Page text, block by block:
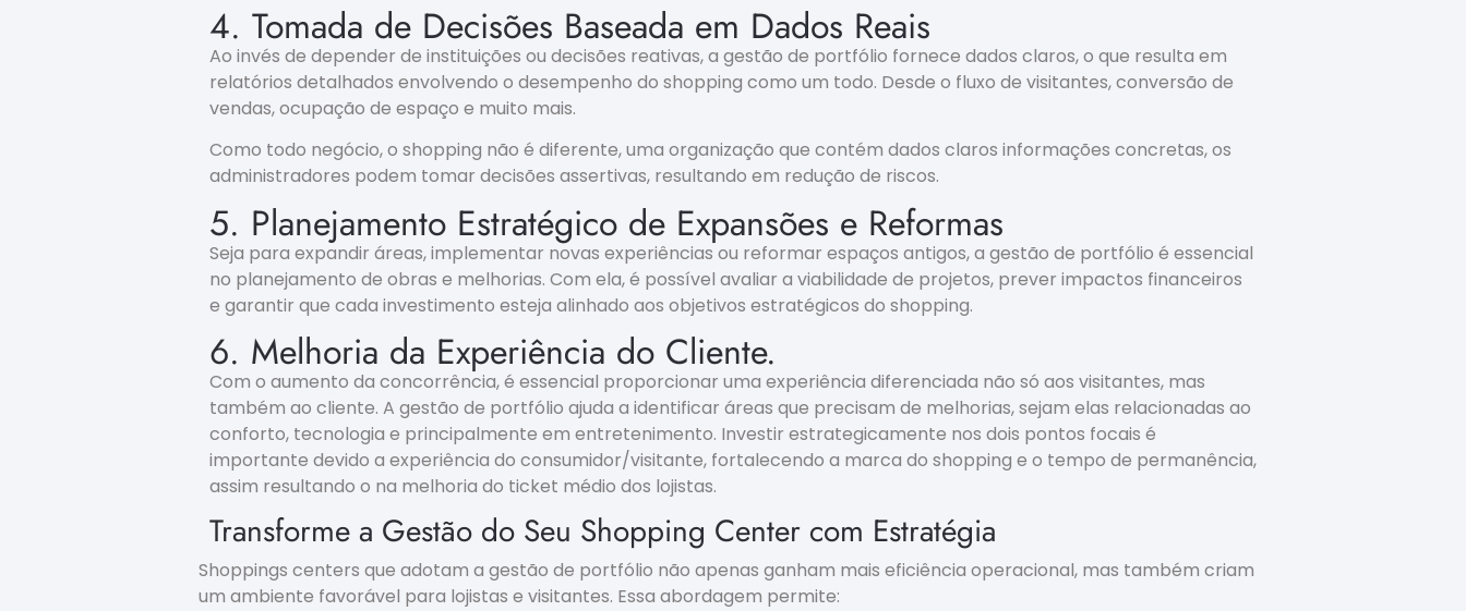
4. Tomada de Decisões Baseada em Dados Reais
Ao invés de depender de instituições ou decisões reativas, a gestão de portfólio fornece dados claros, o que resulta em
relatórios detalhados envolvendo o desempenho do shopping como um todo. Desde o fluxo de visitantes, conversão de
vendas, ocupação de espaço e muito mais.
Como todo negócio, o shopping não é diferente, uma organização que contém dados claros informações concretas, os
administradores podem tomar decisões assertivas, resultando em redução de riscos.
5. Planejamento Estratégico de Expansões e Reformas
Seja para expandir áreas, implementar novas experiências ou reformar espaços antigos, a gestão de portfólio é essencial
no planejamento de obras e melhorias. Com ela, é possível avaliar a viabilidade de projetos, prever impactos financeiros
e garantir que cada investimento esteja alinhado aos objetivos estratégicos do shopping.
6. Melhoria da Experiência do Cliente.
Com o aumento da concorrência, é essencial proporcionar uma experiência diferenciada não só aos visitantes, mas
também ao cliente. A gestão de portfólio ajuda a identificar áreas que precisam de melhorias, sejam elas relacionadas ao
conforto, tecnologia e principalmente em entretenimento. Investir estrategicamente nos dois pontos focais é
importante devido a experiência do consumidor/visitante, fortalecendo a marca do shopping e o tempo de permanência,
assim resultando o na melhoria do ticket médio dos lojistas.
Transforme a Gestão do Seu Shopping Center com Estratégia
Shoppings centers que adotam a gestão de portfólio não apenas ganham mais eficiência operacional, mas também criam
um ambiente favorável para lojistas e visitantes. Essa abordagem permite: